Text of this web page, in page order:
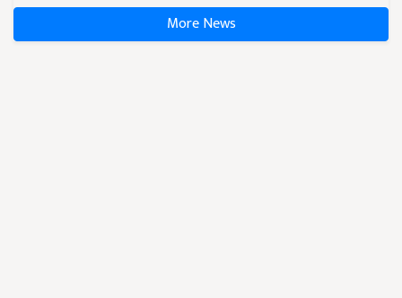
More News